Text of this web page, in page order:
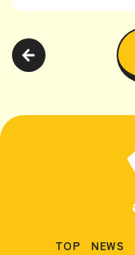
TOP NEWS